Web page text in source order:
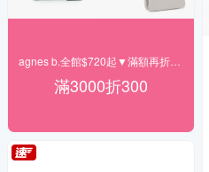
滿3000折300